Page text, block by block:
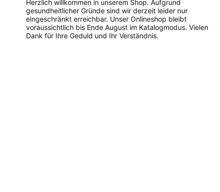
Herzlich willkommen in unserem Shop. Aufgrund
gesundheitlicher Gründe sind wir derzeit leider nur
eingeschränkt erreichbar. Unser Onlineshop bleibt
voraussichtlich bis Ende August im Katalogmodus. Vielen
Dank für Ihre Geduld und Ihr Verständnis.